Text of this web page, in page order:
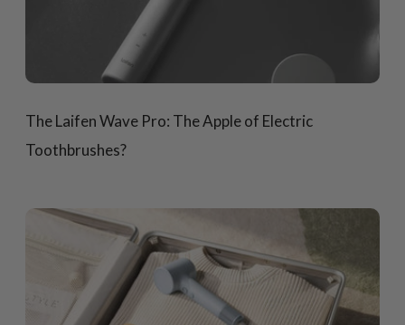
The Laifen Wave Pro: The Apple of Electric
Toothbrushes?